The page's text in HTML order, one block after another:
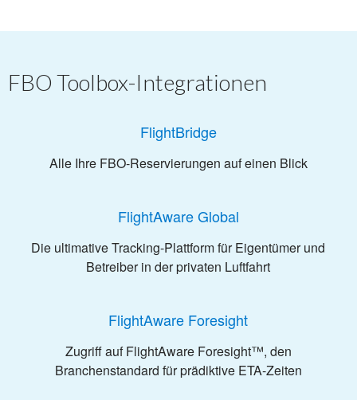
FBO Toolbox-Integrationen
FlightBridge
Alle Ihre FBO-Reservierungen auf einen Blick
FlightAware Global
Die ultimative Tracking-Plattform für Eigentümer und
Betreiber in der privaten Luftfahrt
FlightAware Foresight
Zugriff auf FlightAware Foresight™, den
Branchenstandard für prädiktive ETA-Zeiten